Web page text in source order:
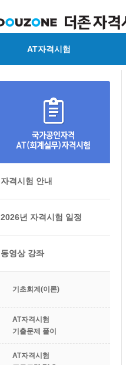
AT자격시험
자격시험 안내
2026년 자격시험 일정
동영상 강좌
기초회계(이론)
AT자격시험
기출문제 풀이
AT자격시험